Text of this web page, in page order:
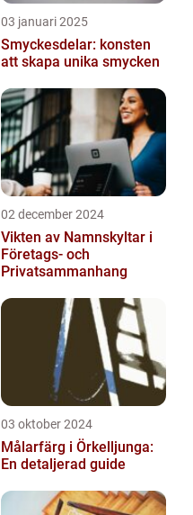
03 januari 2025
Smyckesdelar: konsten
att skapa unika smycken
02 december 2024
Vikten av Namnskyltar i
Företags- och
Privatsammanhang
03 oktober 2024
Målarfärg i Örkelljunga:
En detaljerad guide